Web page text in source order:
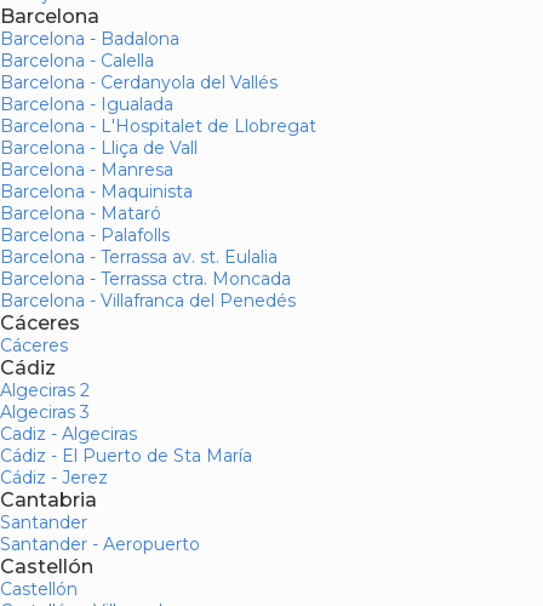
Barcelona
Barcelona - Badalona
Barcelona - Calella
Barcelona - Cerdanyola del Vallés
Barcelona - Igualada
Barcelona - L'Hospitalet de Llobregat
Barcelona - Lliça de Vall
Barcelona - Manresa
Barcelona - Maquinista
Barcelona - Mataró
Barcelona - Palafolls
Barcelona - Terrassa av. st. Eulalia
Barcelona - Terrassa ctra. Moncada
Barcelona - Villafranca del Penedés
Cáceres
Cáceres
Cádiz
Algeciras 2
Algeciras 3
Cadiz - Algeciras
Cádiz - El Puerto de Sta María
Cádiz - Jerez
Cantabria
Santander
Santander - Aeropuerto
Castellón
Castellón